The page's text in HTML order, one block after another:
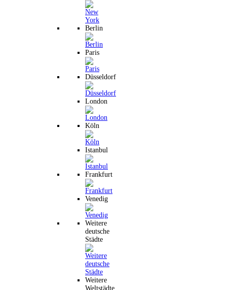
Berlin
Paris
Düsseldorf
London
Köln
Istanbul
Frankfurt
Venedig
Weitere
deutsche
Städte
Weitere
Weltstädte